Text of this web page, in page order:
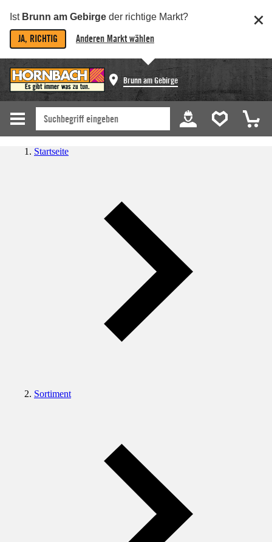
Ist Brunn am Gebirge der richtige Markt?
JA, RICHTIG Anderen Markt wählen
Brunn am Gebirge
Startseite
Sortiment